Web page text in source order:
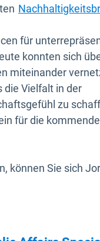
für
konnten sich
miteinander
die Vielfalt in der
zu
für die
können Sie sich